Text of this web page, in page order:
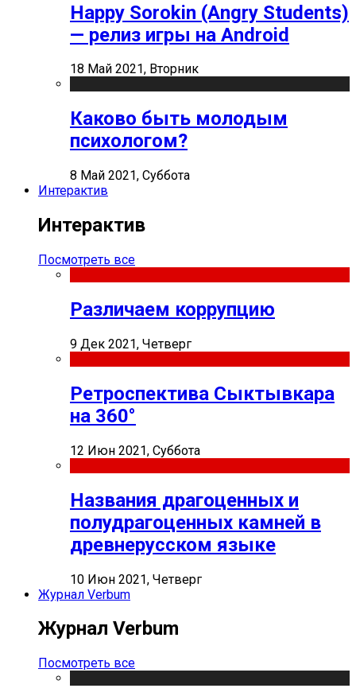
Happy Sorokin (Angry Students)
— релиз игры на Android
18 Май 2021, Вторник
Каково быть молодым
психологом?
8 Май 2021, Суббота
Интерактив
Интерактив
Посмотреть все
Различаем коррупцию
9 Дек 2021, Четверг
Ретроспектива Сыктывкара
на 360°
12 Июн 2021, Суббота
Названия драгоценных и
полудрагоценных камней в
древнерусском языке
10 Июн 2021, Четверг
Журнал Verbum
Журнал Verbum
Посмотреть все